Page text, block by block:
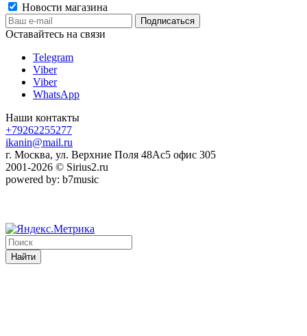
Новости магазина
Оставайтесь на связи
Telegram
Viber
Viber
WhatsApp
Наши контакты
+79262255277
ikanin@mail.ru
г. Москва, ул. Верхние Поля 48Ас5 офис 305
2001-2026 © Sirius2.ru
powered by: b7music
Найти